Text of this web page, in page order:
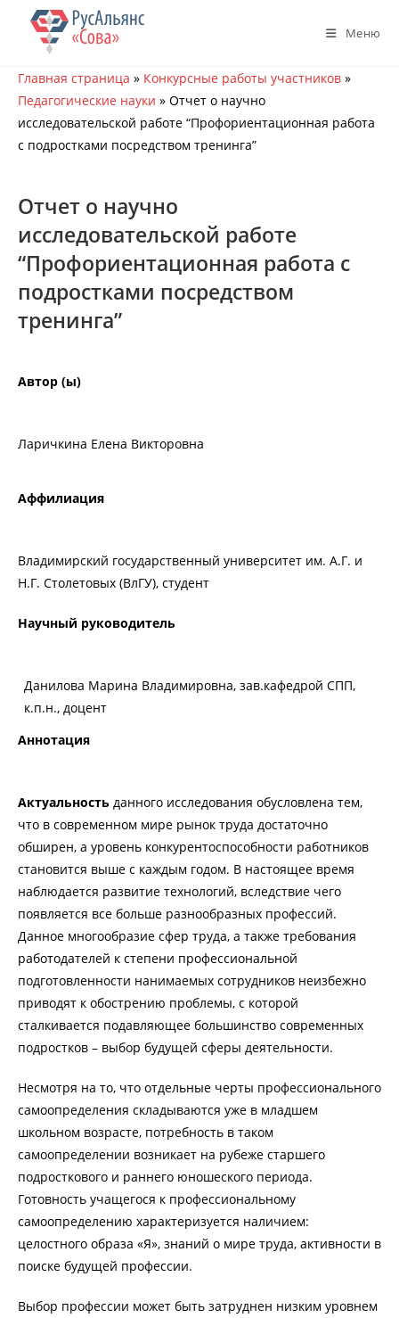
Перейти
содержимому
Меню
Главная страница » Конкурсные работы участников »
Педагогические науки » Отчет о научно
исследовательской работе “Профориентационная работа
с подростками посредством тренинга”
Отчет о научно
исследовательской работе
“Профориентационная работа с
подростками посредством
тренинга”
Автор (ы)
Ларичкина Елена Викторовна
Аффилиация
Владимирский государственный университет им. А.Г. и
Н.Г. Столетовых (ВлГУ), студент
Научный руководитель
Данилова Марина Владимировна, зав.кафедрой СПП,
к.п.н., доцент
Аннотация
Актуальность данного исследования обусловлена тем,
что в современном мире рынок труда достаточно
обширен, а уровень конкурентоспособности работников
становится выше с каждым годом. В настоящее время
наблюдается развитие технологий, вследствие чего
появляется все больше разнообразных профессий.
Данное многообразие сфер труда, а также требования
работодателей к степени профессиональной
подготовленности нанимаемых сотрудников неизбежно
приводят к обострению проблемы, с которой
сталкивается подавляющее большинство современных
подростков – выбор будущей сферы деятельности.
Несмотря на то, что отдельные черты профессионального
самоопределения складываются уже в младшем
школьном возрасте, потребность в таком
самоопределении возникает на рубеже старшего
подросткового и раннего юношеского периода.
Готовность учащегося к профессиональному
самоопределению характеризуется наличием:
целостного образа «Я», знаний о мире труда, активности в
поиске будущей профессии.
Выбор профессии может быть затруднен низким уровнем